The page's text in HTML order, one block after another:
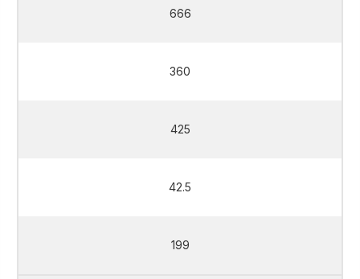
666
360
425
42.5
199